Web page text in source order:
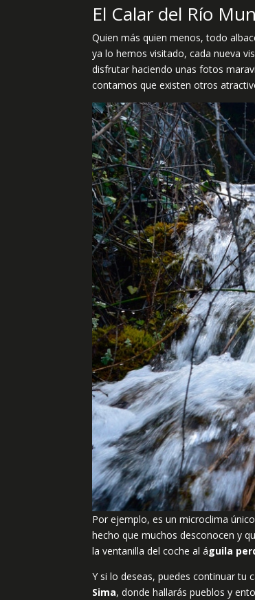
El Calar del Río
Quien más quien menos, todo
ya lo hemos visitado, cada nueva
disfrutar haciendo unas fotos
contamos que existen otros
Por ejemplo, es un microclima
hecho que muchos desconocen y
la ventanilla del coche al águila
Y si lo deseas, puedes continuar tu
Sima, donde hallarás pueblos y